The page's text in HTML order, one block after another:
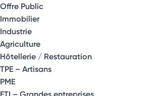
Offre Public
Immobilier
Industrie
Agriculture
Hôtellerie / Restauration
TPE – Artisans
PME
ETI – Grandes entreprises